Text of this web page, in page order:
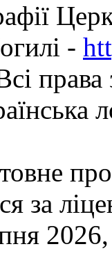
-
за